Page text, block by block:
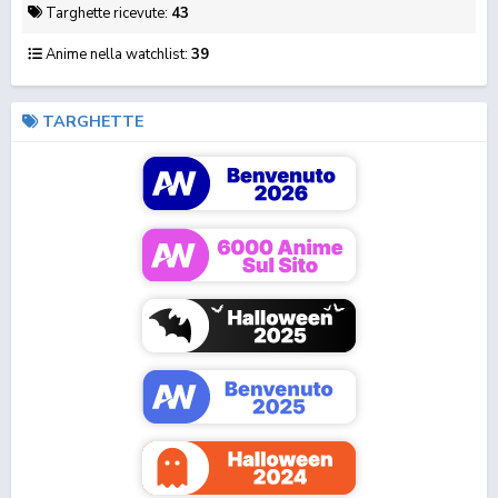
Shangri-La Frontier 2
Ron Kamonohashi's
Forbidden Dedu...
OdioIJ
13/07/2025 00:11:48
Soonly
17/01/2025 03:00:51
bellissimo profilo ti posso chiedere se mi consigli di
vedere hell's paradise?
Targhette ricevute: 43
Anime nella watchlist: 39
TARGHETTE